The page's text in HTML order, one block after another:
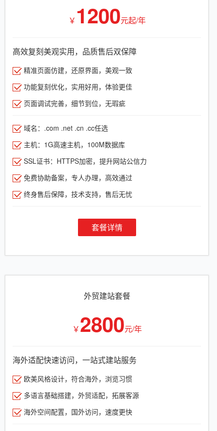
￥ 1200元起/年
高效复刻美观实用，品质售后双保障
精准页面仿建，还原界面，美观一致
功能复刻优化，实用好用，体验更佳
页面调试完善，细节到位，无瑕疵
域名：.com .net .cn .cc任选
主机：1G高速主机，100M数据库
SSL证书：HTTPS加密，提升网站公信力
免费协助备案，专人办理，高效通过
终身售后保障，技术支持，售后无忧
套餐详情
外贸建站套餐
￥2800元/年
海外适配快速访问，一站式建站服务
欧美风格设计，符合海外，浏览习惯
多语言基础搭建，外贸适配，拓展客源
海外空间配置，国外访问，速度更快